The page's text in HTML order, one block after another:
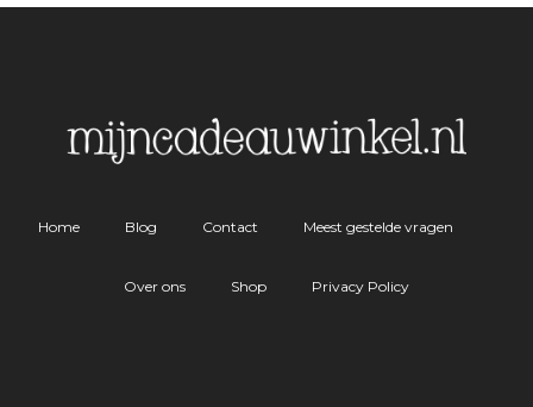
Home Blog Contact Meest gestelde vragen
Over ons Shop Privacy Policy